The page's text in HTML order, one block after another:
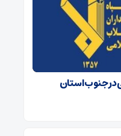
در جنوب استان